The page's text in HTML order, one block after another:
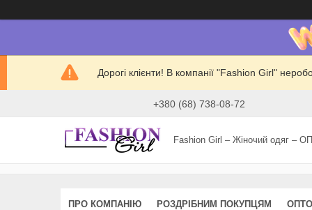
Дорогі клієнти! В компанії "Fashion Girl"
+380 (68) 738-08-72
Fashion Girl – Жіночий одяг –
ПРО КОМПАНІЮ РОЗДРІБНИМ ПОКУПЦЯМ